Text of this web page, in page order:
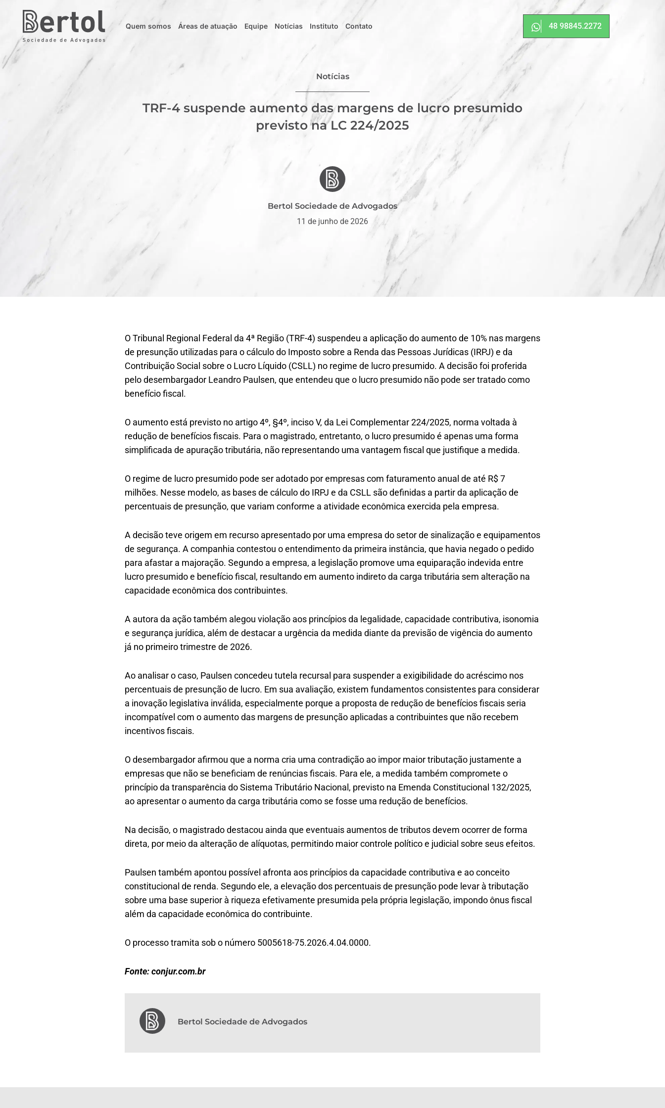
Quem somos Áreas de atuação Equipe Notícias Instituto Contato 48 98845.2272
Notícias
TRF-4 suspende aumento das margens de lucro presumido
previsto na LC 224/2025
Bertol Sociedade de Advogados
11 de junho de 2026
O Tribunal Regional Federal da 4ª Região (TRF-4) suspendeu a aplicação do aumento de 10% nas margens
de presunção utilizadas para o cálculo do Imposto sobre a Renda das Pessoas Jurídicas (IRPJ) e da
Contribuição Social sobre o Lucro Líquido (CSLL) no regime de lucro presumido. A decisão foi proferida
pelo desembargador Leandro Paulsen, que entendeu que o lucro presumido não pode ser tratado como
benefício fiscal.
O aumento está previsto no artigo 4º, §4º, inciso V, da Lei Complementar 224/2025, norma voltada à
redução de benefícios fiscais. Para o magistrado, entretanto, o lucro presumido é apenas uma forma
simplificada de apuração tributária, não representando uma vantagem fiscal que justifique a medida.
O regime de lucro presumido pode ser adotado por empresas com faturamento anual de até R$ 7
milhões. Nesse modelo, as bases de cálculo do IRPJ e da CSLL são definidas a partir da aplicação de
percentuais de presunção, que variam conforme a atividade econômica exercida pela empresa.
A decisão teve origem em recurso apresentado por uma empresa do setor de sinalização e equipamentos
de segurança. A companhia contestou o entendimento da primeira instância, que havia negado o pedido
para afastar a majoração. Segundo a empresa, a legislação promove uma equiparação indevida entre
lucro presumido e benefício fiscal, resultando em aumento indireto da carga tributária sem alteração na
capacidade econômica dos contribuintes.
A autora da ação também alegou violação aos princípios da legalidade, capacidade contributiva, isonomia
e segurança jurídica, além de destacar a urgência da medida diante da previsão de vigência do aumento
já no primeiro trimestre de 2026.
Ao analisar o caso, Paulsen concedeu tutela recursal para suspender a exigibilidade do acréscimo nos
percentuais de presunção de lucro. Em sua avaliação, existem fundamentos consistentes para considerar
a inovação legislativa inválida, especialmente porque a proposta de redução de benefícios fiscais seria
incompatível com o aumento das margens de presunção aplicadas a contribuintes que não recebem
incentivos fiscais.
O desembargador afirmou que a norma cria uma contradição ao impor maior tributação justamente a
empresas que não se beneficiam de renúncias fiscais. Para ele, a medida também compromete o
princípio da transparência do Sistema Tributário Nacional, previsto na Emenda Constitucional 132/2025,
ao apresentar o aumento da carga tributária como se fosse uma redução de benefícios.
Na decisão, o magistrado destacou ainda que eventuais aumentos de tributos devem ocorrer de forma
direta, por meio da alteração de alíquotas, permitindo maior controle político e judicial sobre seus efeitos.
Paulsen também apontou possível afronta aos princípios da capacidade contributiva e ao conceito
constitucional de renda. Segundo ele, a elevação dos percentuais de presunção pode levar à tributação
sobre uma base superior à riqueza efetivamente presumida pela própria legislação, impondo ônus fiscal
além da capacidade econômica do contribuinte.
O processo tramita sob o número 5005618-75.2026.4.04.0000.
Fonte: conjur.com.br
Bertol Sociedade de Advogados